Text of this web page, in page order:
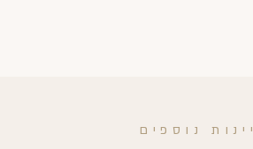
יינות נוספים